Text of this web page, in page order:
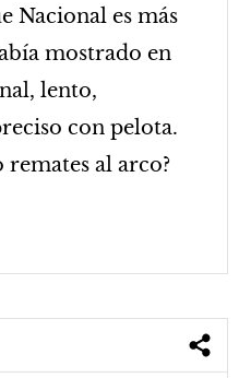
Nacional es más
mostrado en
lento,
con pelota.
remates al arco?